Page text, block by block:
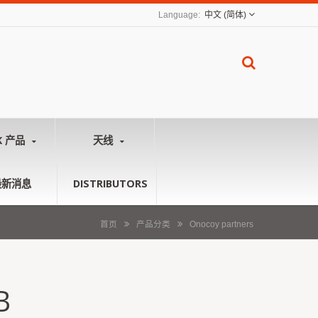
中文 (简体)
产品 天线
消息 DISTRIBUTORS
首页 产品分类 Onocoy partners